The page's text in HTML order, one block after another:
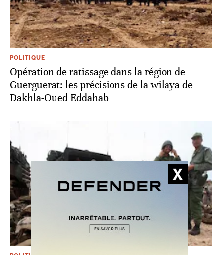
POLITIQUE
Opération de ratissage dans la région de
Guerguerat: les précisions de la wilaya de
Dakhla-Oued Eddahab